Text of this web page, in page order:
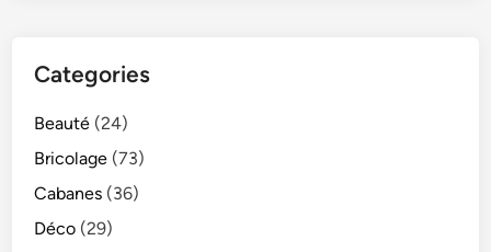
Categories
Beauté (24)
Bricolage (73)
Cabanes (36)
Déco (29)